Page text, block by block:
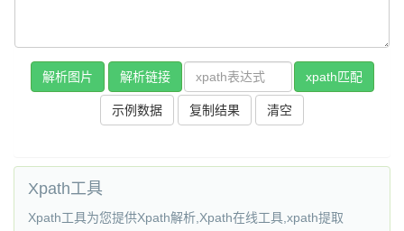
解析图片 解析链接 xpath匹配
示例数据 复制结果 清空
Xpath工具
Xpath工具为您提供Xpath解析,Xpath在线工具,xpath提取